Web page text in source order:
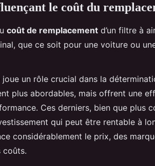
le coût du
coût de remplacement d’un filtre à
que ce soit pour une voiture ou
joue un rôle crucial dans la
plus abordables, mais offrent une
Ces derniers, bien que plus
qui peut être rentable à
considérablement le prix, des
coûts.